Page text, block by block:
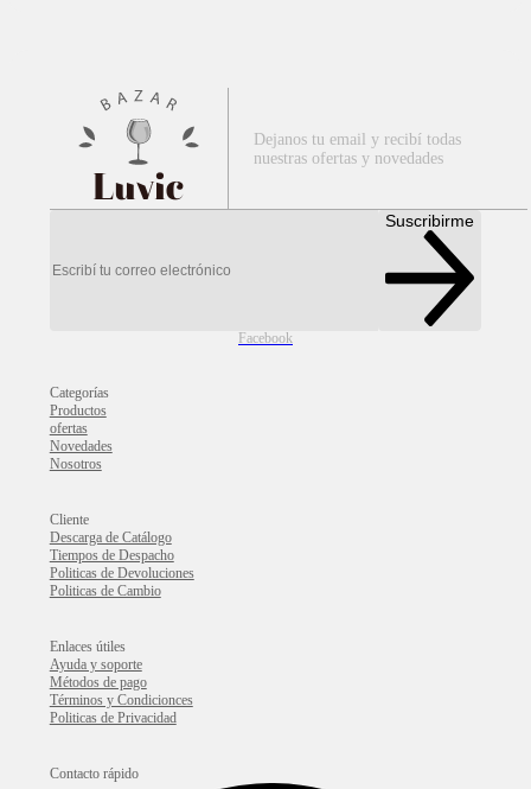
Luvic
Dejanos tu email y recibí todas
nuestras ofertas y novedades
Suscribirme
Facebook
Categorías
Productos
ofertas
Novedades
Nosotros
Cliente
Descarga de Catálogo
Tiempos de Despacho
Politicas de Devoluciones
Politicas de Cambio
Enlaces útiles
Ayuda y soporte
Métodos de pago
Términos y Condicionces
Politicas de Privacidad
Contacto rápido